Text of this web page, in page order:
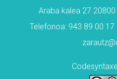
Araba kalea 27
Telefonoa: 943 89 00